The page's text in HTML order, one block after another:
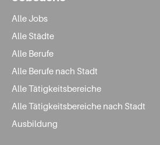
Alle Jobs
Alle Städte
Alle Berufe
Alle Berufe nach Stadt
Alle Tätigkeitsbereiche
Alle Tätigkeitsbereiche nach Stadt
Ausbildung